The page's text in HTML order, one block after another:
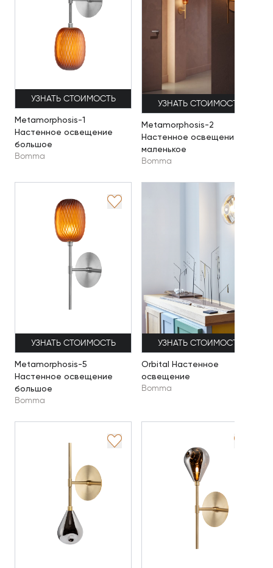
УЗНАТЬ СТОИМОСТЬ
Metamorphosis-1
Настенное освещение
большое
Bomma
УЗНАТЬ СТОИМОСТЬ
Metamorphosis-2
Настенное освещение
маленькое
Bomma
УЗНАТЬ СТОИМОСТЬ
Metamorphosis-5
Настенное освещение
большое
Bomma
УЗНАТЬ СТОИМОСТЬ
Orbital Настенное
освещение
Bomma